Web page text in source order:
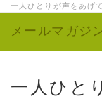
一人ひとりが声を
メールマガジ
一人ひと